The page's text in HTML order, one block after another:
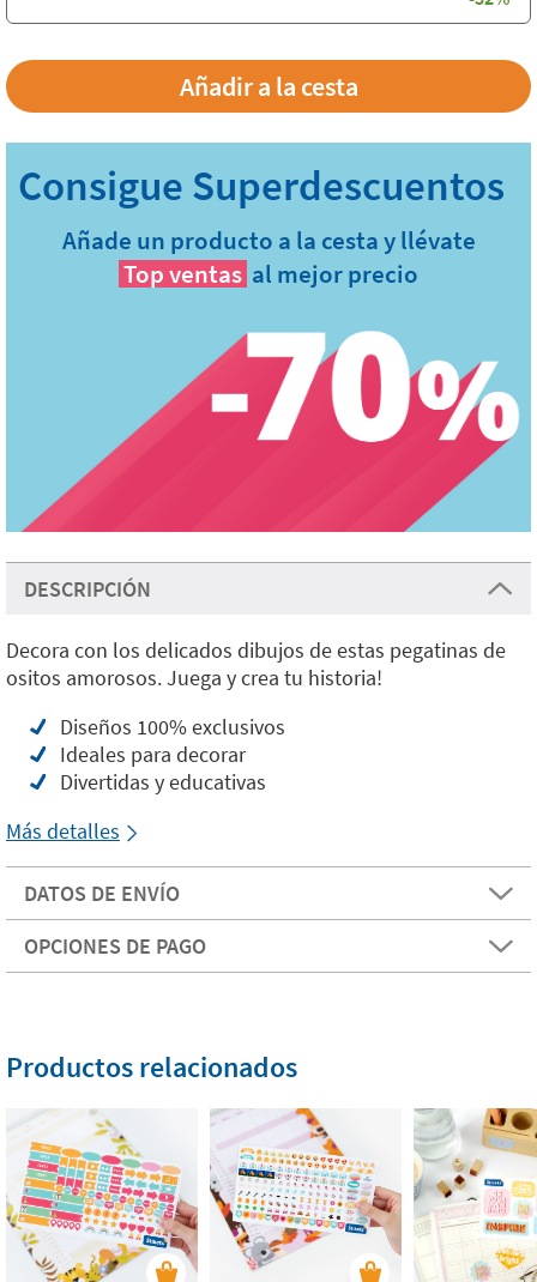
Añade un producto a la cesta y llévate
Top ventas al mejor precio
DESCRIPCIÓN
Decora con los delicados dibujos de estas pegatinas de
ositos amorosos. Juega y crea tu historia!
Diseños 100% exclusivos
Ideales para decorar
Divertidas y educativas
Más detalles
DATOS DE ENVÍO
OPCIONES DE PAGO
Productos relacionados